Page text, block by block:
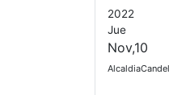
2022
Jue
Nov,10